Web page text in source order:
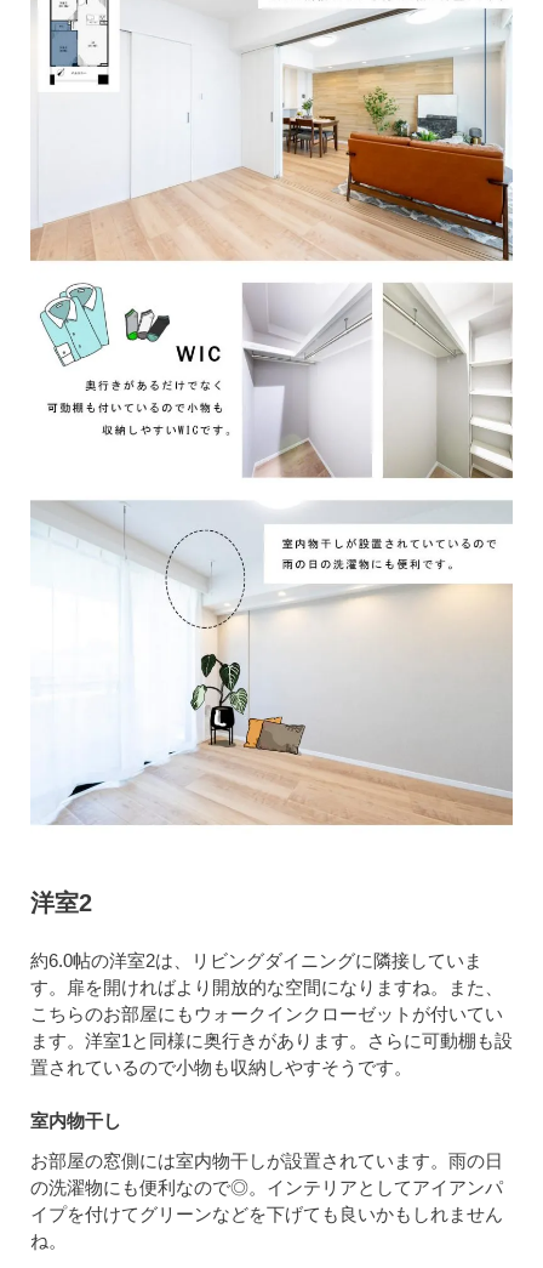
洋室2
約6.0帖の洋室2は、リビングダイニングに隣接していま
す。扉を開ければより開放的な空間になりますね。また、
こちらのお部屋にもウォークインクローゼットが付いてい
ます。洋室1と同様に奥行きがあります。さらに可動棚も設
置されているので小物も収納しやすそうです。
室内物干し
お部屋の窓側には室内物干しが設置されています。雨の日
の洗濯物にも便利なので◎。インテリアとしてアイアンパ
イプを付けてグリーンなどを下げても良いかもしれません
ね。